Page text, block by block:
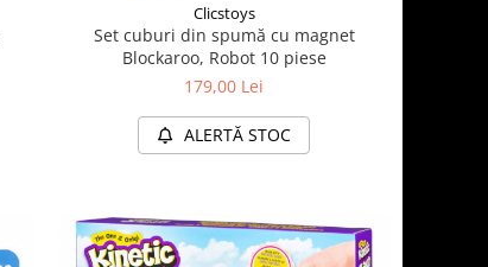
Clicstoys
Set cuburi din spumă cu magnet
Blockaroo, Robot 10 piese
179,00 Lei
ALERTĂ STOC